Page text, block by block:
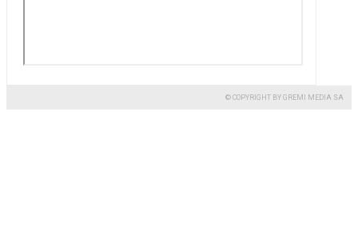
© COPYRIGHT BY GREMI MEDIA SA